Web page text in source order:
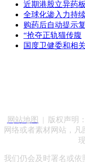
近期港股立异药板
全球化渗入力持
购药后自动提示复
“抢夺正轨猫传腹
国度卫健委和相关
网站地图
| 版权声明
网络或者素材网站，
我们仍会及时署名或